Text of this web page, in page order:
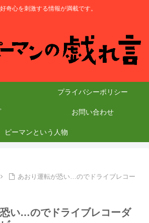
奇心を刺激する情報が満載です。
プライバシーポリシー
お問い合わせ
ピーマンという人物
あおり運転が恐い…のでドライブレコー
い…のでドライブレコーダ